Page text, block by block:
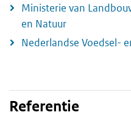
Ministerie van
en Natuur
Nederlandse Voedsel-
Referentie